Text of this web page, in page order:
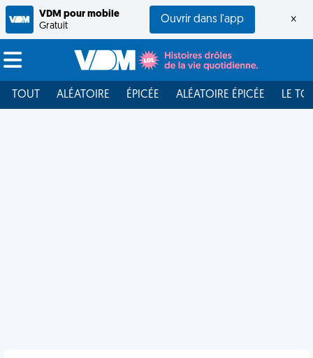
VDM pour mobile
Gratuit
Ouvrir dans l'app ×
TOUT ALÉATOIRE ÉPICÉE ALÉATOIRE ÉPICÉE LE